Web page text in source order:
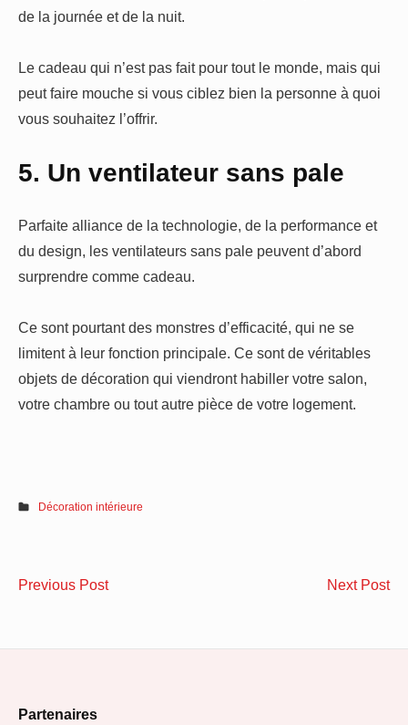
de la journée et de la nuit.
Le cadeau qui n’est pas fait pour tout le monde, mais qui
peut faire mouche si vous ciblez bien la personne à quoi
vous souhaitez l’offrir.
5. Un ventilateur sans pale
Parfaite alliance de la technologie, de la performance et
du design, les ventilateurs sans pale peuvent d’abord
surprendre comme cadeau.
Ce sont pourtant des monstres d’efficacité, qui ne se
limitent à leur fonction principale. Ce sont de véritables
objets de décoration qui viendront habiller votre salon,
votre chambre ou tout autre pièce de votre logement.
Décoration intérieure
Navigation
Previous PostPourquoi
Next Post
Partenaires